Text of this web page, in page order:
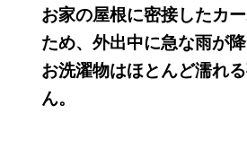
お家の屋根に密接したカ
ため、外出中に急な雨が降
お洗濯物はほとんど濡れ
ん。